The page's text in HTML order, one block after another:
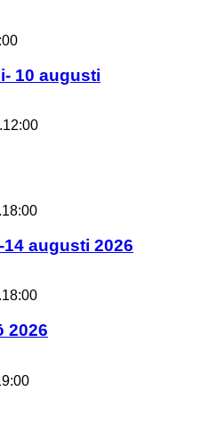
10 augusti
augusti 2026
2026